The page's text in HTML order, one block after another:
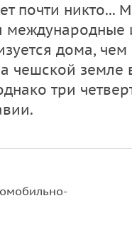
почти никто...
дома,
чешской земле
три